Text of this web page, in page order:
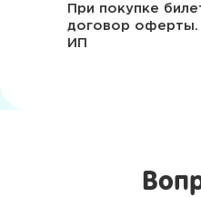
При покупке
договор оферты.
ИП
Билет для ребенка
3.400 ₽